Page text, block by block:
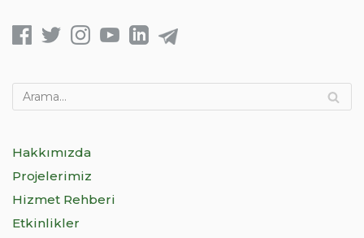
Hakkımızda
Projelerimiz
Hizmet Rehberi
Etkinlikler